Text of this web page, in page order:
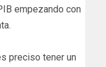
empezando con
preciso tener un